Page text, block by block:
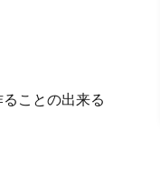
ことの出来る